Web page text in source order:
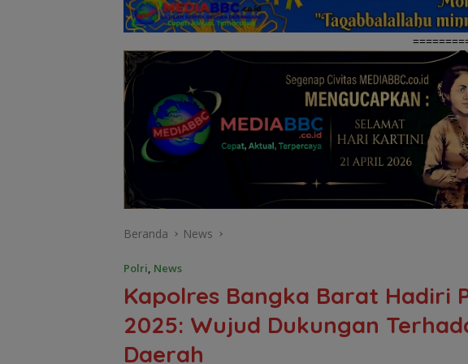
Beranda News
Polri, News
Kapolres Bangka Barat Hadiri
2025: Wujud Dukungan
Daerah